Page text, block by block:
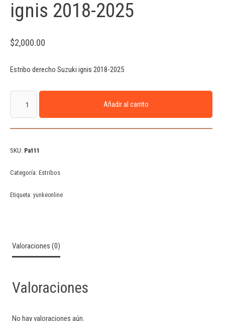
ignis 2018-2025
$2,000.00
Estribo derecho Suzuki ignis 2018-2025
Añadir al carrito
SKU: Pa111
Categoría: Estribos
Etiqueta: yunkeonline
Valoraciones (0)
Valoraciones
No hay valoraciones aún.